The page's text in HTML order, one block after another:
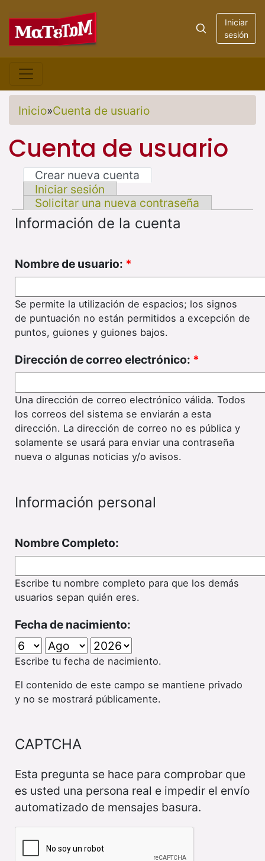
Iniciar
sesión
Inicio»Cuenta de usuario
Cuenta de usuario
Crear nueva cuenta
Iniciar sesión
Solicitar una nueva contraseña
Información de la cuenta
Nombre de usuario: *
Se permite la utilización de espacios; los signos
de puntuación no están permitidos a excepción de
puntos, guiones y guiones bajos.
Dirección de correo electrónico: *
Una dirección de correo electrónico válida. Todos
los correos del sistema se enviarán a esta
dirección. La dirección de correo no es pública y
solamente se usará para enviar una contraseña
nueva o algunas noticias y/o avisos.
Información personal
Nombre Completo:
Escribe tu nombre completo para que los demás
usuarios sepan quién eres.
Fecha de nacimiento:
Escribe tu fecha de nacimiento.
El contenido de este campo se mantiene privado
y no se mostrará públicamente.
CAPTCHA
Esta pregunta se hace para comprobar que
es usted una persona real e impedir el envío
automatizado de mensajes basura.